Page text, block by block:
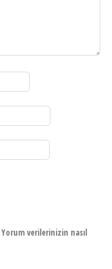
Yorum verilerinizin nasıl